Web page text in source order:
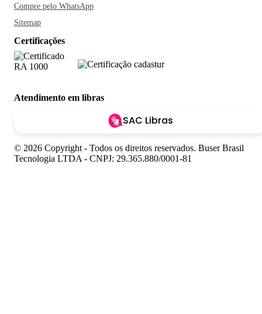
Compre pelo WhatsApp
Sitemap
Certificações
Atendimento em libras
SAC Libras
© 2026 Copyright - Todos os direitos reservados. Buser Brasil
Tecnologia LTDA - CNPJ: 29.365.880/0001-81